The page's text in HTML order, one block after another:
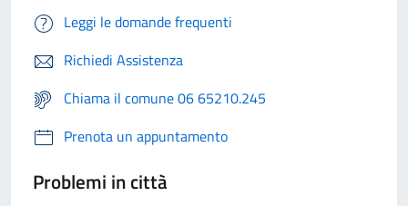
Leggi le domande frequenti
Richiedi Assistenza
Chiama il comune 06 65210.245
Prenota un appuntamento
Problemi in città